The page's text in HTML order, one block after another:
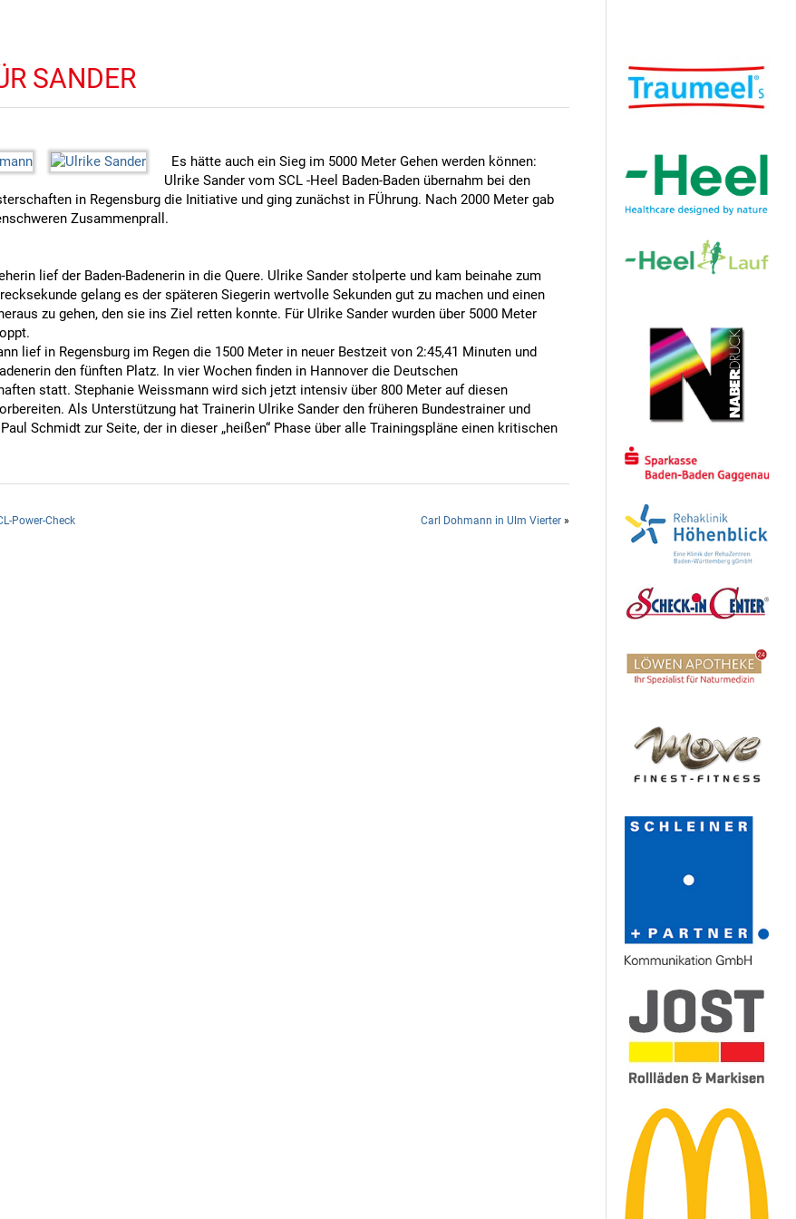
SANDER
Es hätte auch ein Sieg im 5000 Meter Gehen werden können:
Ulrike Sander vom SCL -Heel Baden-Baden übernahm bei den
in Regensburg die Initiative und ging zunächst in FÜhrung. Nach 2000 Meter gab
Zusammenprall.
lief der Baden-Badenerin in die Quere. Ulrike Sander stolperte und kam beinahe zum
gelang es der späteren Siegerin wertvolle Sekunden gut zu machen und einen
zu gehen, den sie ins Ziel retten konnte. Für Ulrike Sander wurden über 5000 Meter
lief in Regensburg im Regen die 1500 Meter in neuer Bestzeit von 2:45,41 Minuten und
den fünften Platz. In vier Wochen finden in Hannover die Deutschen
statt. Stephanie Weissmann wird sich jetzt intensiv über 800 Meter auf diesen
Als Unterstützung hat Trainerin Ulrike Sander den früheren Bundestrainer und
Schmidt zur Seite, der in dieser „heißen“ Phase über alle Trainingspläne einen kritischen
Power-Check Carl Dohmann in Ulm Vierter »